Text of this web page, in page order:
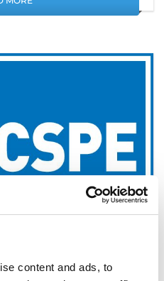
content and ads, to
2025年国际橡塑
解决方案